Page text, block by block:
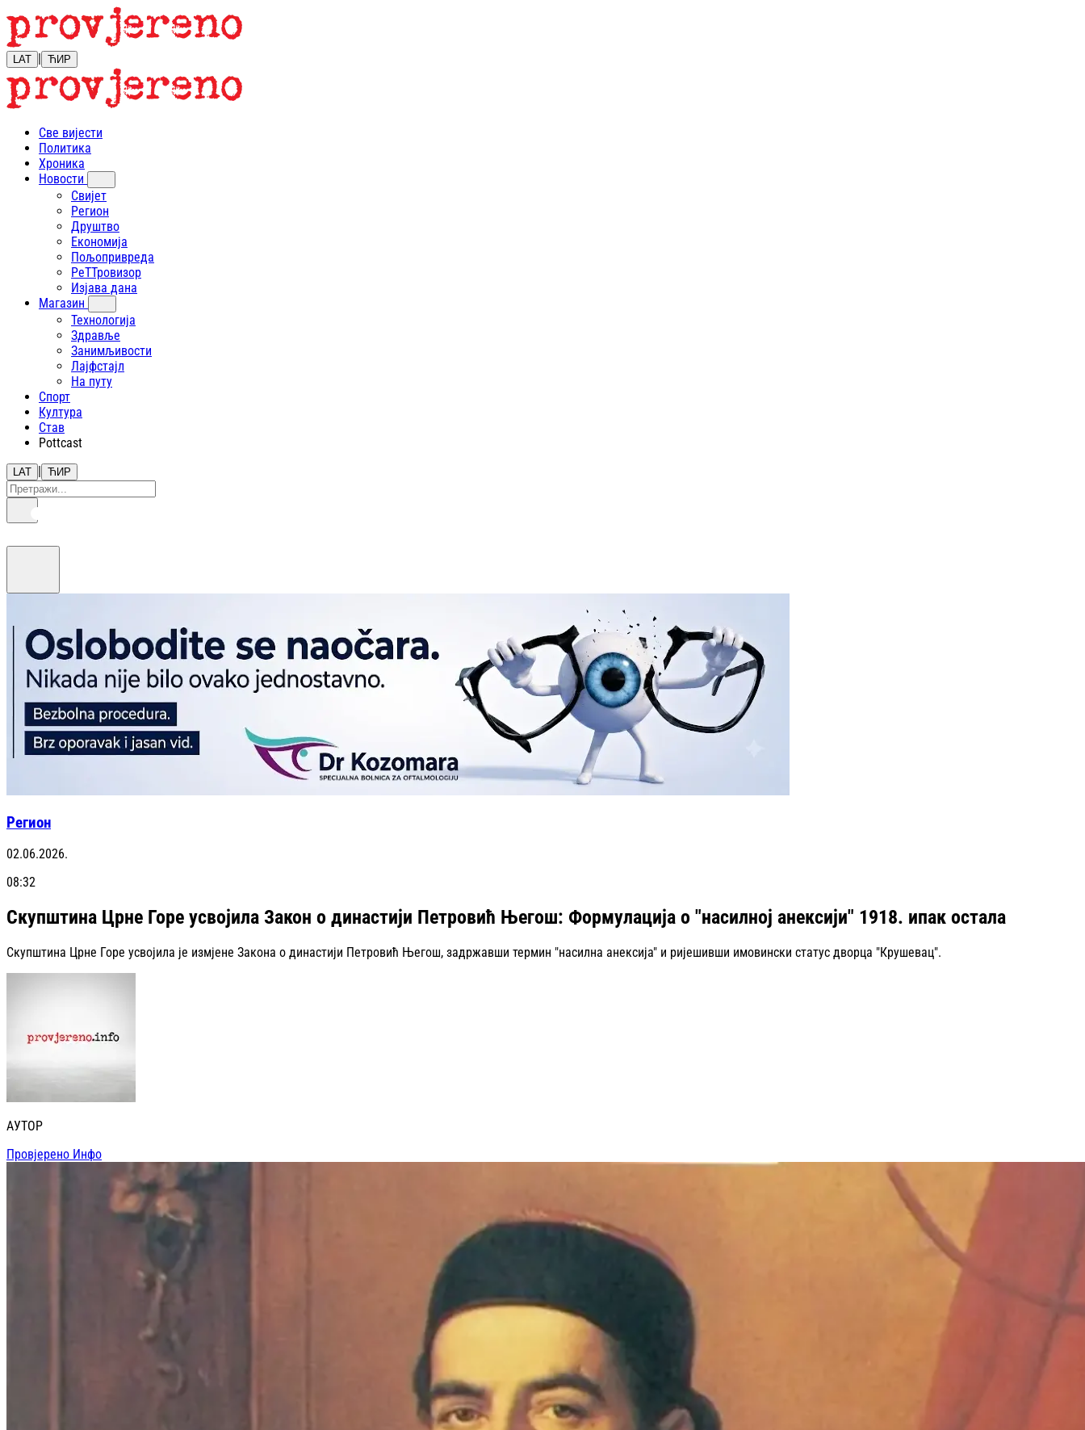
LAT | ЋИР
Све вијести
Политика
Хроника
Новости
Свијет
Регион
Друштво
Економија
Пољопривреда
РеТТровизор
Изјава дана
Магазин
Технологија
Здравље
Занимљивости
Лајфстajл
На путу
Спорт
Култура
Став
Pottcast
LAT | ЋИР
Регион
02.06.2026.
08:32
Скупштина Црне Горе усвојила Закон о династији Петровић Његош: Формулација о "насилној анексији" 1918. ипак остала
Скупштина Црне Горе усвојила је измјене Закона о династији Петровић Његош, задржавши термин "насилна анексија" и ријешивши имовински статус дворца "Крушевац".
АУТОР
Провјерено Инфо